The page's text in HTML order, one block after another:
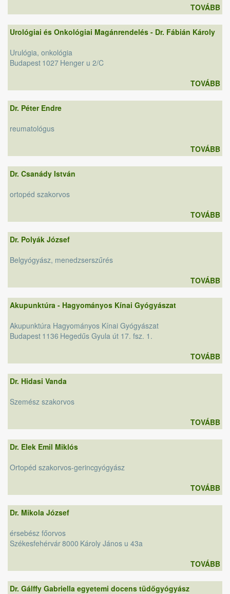
TOVÁBB
Urológiai és Onkológiai Magánrendelés - Dr. Fábián Károly
Urulógia, onkológia
Budapest 1027 Henger u 2/C
TOVÁBB
Dr. Péter Endre
reumatológus
TOVÁBB
Dr. Csanády István
ortopéd szakorvos
TOVÁBB
Dr. Polyák József
Belgyógyász, menedzserszűrés
TOVÁBB
Akupunktúra - Hagyományos Kínai Gyógyászat
Akupunktúra Hagyományos Kínai Gyógyászat
Budapest 1136 Hegedűs Gyula út 17. fsz. 1.
TOVÁBB
Dr. Hidasi Vanda
Szemész szakorvos
TOVÁBB
Dr. Elek Emil Miklós
Ortopéd szakorvos-gerincgyógyász
TOVÁBB
Dr. Mikola József
érsebész főorvos
Székesfehérvár8000 Károly János u 43a
TOVÁBB
Dr. Gálffy Gabriella egyetemi docens tüdőgyógyász